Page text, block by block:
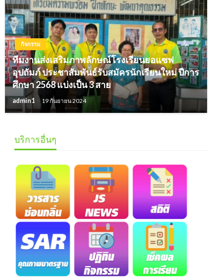
กิจกรรม
ทีมงานส่งเสริมภาพลักษณ์โรงเรียนยอแซฟ
อุปถัมภ์ ประชาสัมพันธ์รับสมัครนักเรียนใหม่ ปีการ
ศึกษา 2568 แบ่งเป็น 3 สาย
admin1 19 กันยายน 2024
บริการอื่นๆ